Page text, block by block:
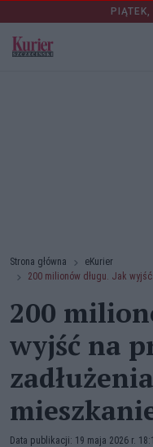
Strona główna
eKurier
200 milionów długu. Jak
200
wyjść na
Data publikacji: 19 maja 2026 r.